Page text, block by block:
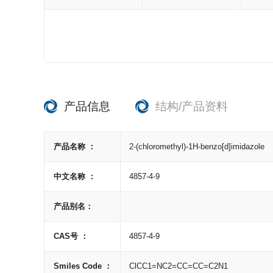
产品信息 结构/产品资料
产品名称 ： 2-(chloromethyl)-1H-benzo[d]imidazole
中文名称 ： 4857-4-9
产品别名：
CAS号 ： 4857-4-9
Smiles Code ： ClCC1=NC2=CC=CC=C2N1